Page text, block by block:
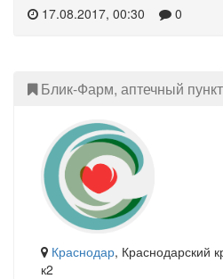
17.08.2017, 00:30 0
Блик-Фарм, аптечный
Краснодар, Краснодарский
к2